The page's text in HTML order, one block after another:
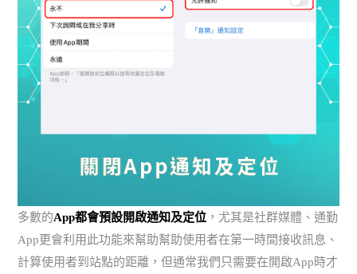
多數的App都會預設開啟通知及定位 ，尤其是社群媒體、通勤
App更會利用此功能來幫助幫助使用者在第一時間接收訊息、
計算使用者到站點的距離，但通常我們只需要在開啟App時才